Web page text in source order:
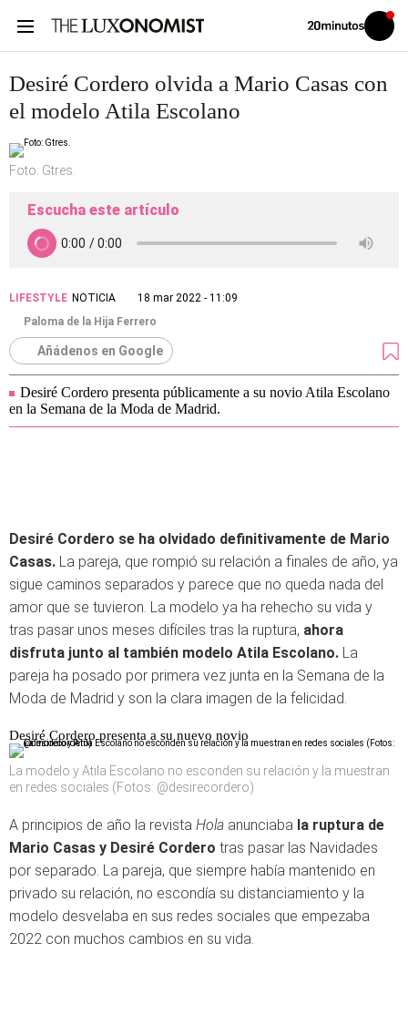
Volver
Iniciar
sesión
Desiré Cordero olvida a Mario Casas con
el modelo Atila Escolano
Foto: Gtres.
Escucha este artículo
LIFESTYLE NOTICIA
18 mar 2022 - 11:09
Paloma de la Hija Ferrero
Añádenos en Google
Desiré Cordero presenta públicamente a su novio Atila Escolano
en la Semana de la Moda de Madrid.
Desiré Cordero se ha olvidado definitivamente de Mario
Casas. La pareja, que rompió su relación a finales de año, ya
sigue caminos separados y parece que no queda nada del
amor que se tuvieron. La modelo ya ha rehecho su vida y
tras pasar unos meses difíciles tras la ruptura, ahora
disfruta junto al también modelo Atila Escolano. La
pareja ha posado por primera vez junta en la Semana de la
Moda de Madrid y son la clara imagen de la felicidad.
Desiré Cordero presenta a su nuevo novio
La modelo y Atila Escolano no esconden su relación y la muestran
en redes sociales (Fotos: @desirecordero)
A principios de año la revista Hola anunciaba la ruptura de
Mario Casas y Desiré Cordero tras pasar las Navidades
por separado. La pareja, que siempre había mantenido en
privado su relación, no escondía su distanciamiento y la
modelo desvelaba en sus redes sociales que empezaba
2022 con muchos cambios en su vida.